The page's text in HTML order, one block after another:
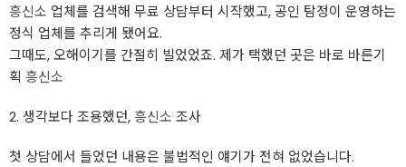
흥신소 업체를 검색해 무료 상담부터 시작했고, 공인 탐정이 운영하는
정식 업체를 추리게 됐어요.
그때도, 오해이기를 간절히 빌었었죠. 제가 택했던 곳은 바로 바른기
획 흥신소
2. 생각보다 조용했던,흥신소 조사
첫 상담에서 들었던 내용은 불법적인 얘기가 전혀 없었습니다.